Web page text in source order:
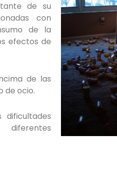
de su
con
de la
efectos de
de las
de ocio.